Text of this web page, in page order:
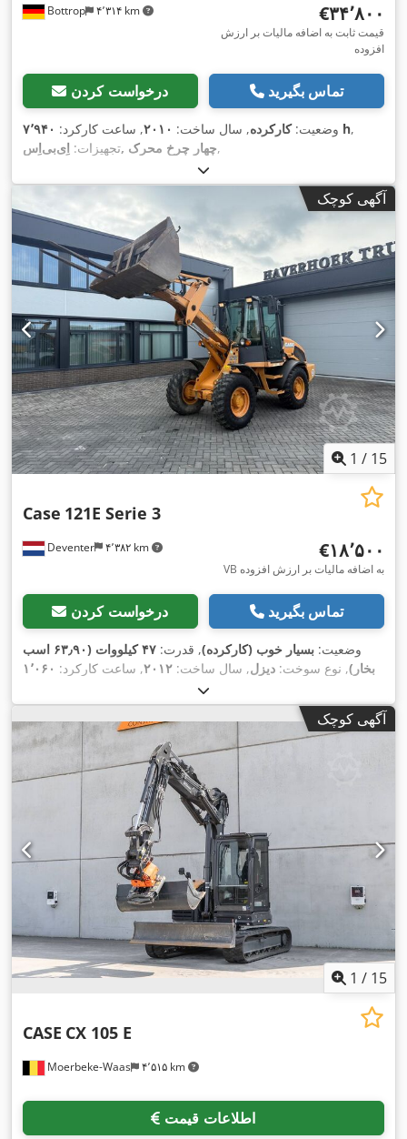
Bottrop ۴٬۳۱۴ km ‎€۳۴٬۸۰۰
قیمت ثابت به اضافه مالیات بر ارزش
افزوده
درخواست کردن تماس بگیرید
وضعیت:کارکرده, سال ساخت: ۲۰۱۰, ساعت کارکرد: ۷٬۹۴۰ h,
تجهیزات: اِی‌بی‌اِس‎, چهار چرخ محرک,
آگهی کوچک
1 / 15
Deventer ۴٬۳۸۲ km
Case 121E Serie 3
‎€۱۸٬۵۰۰
VB به اضافه مالیات بر ارزش افزوده
درخواست کردن تماس بگیرید
وضعیت: بسیار خوب (کارکرده), قدرت:
۴۷ کیلووات (۶۳٫۹۰ اسب
بخار), نوع سوخت: دیزل, سال ساخت: ۲۰۱۲, ساعت کارکرد: ۱٬۰۶۰
آگهی کوچک
1 / 15
Moerbeke-Waas ۴٬۵۱۵ km
CASE CX 105 E
اطلاعات قیمت